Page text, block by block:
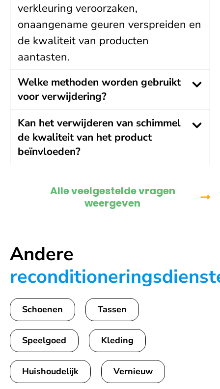
verkleuring veroorzaken,
onaangename geuren verspreiden en
de kwaliteit van producten
aantasten.
Welke methoden worden gebruikt
voor verwijdering?
Kan het verwijderen van schimmel
de kwaliteit van het product
beïnvloeden?
Alle veelgestelde vragen
weergeven
Andere
Schoenen Tassen
Speelgoed Kleding
Huishoudelijk Vernieuw